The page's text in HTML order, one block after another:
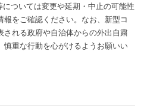
ついては変更や延期・中止の可能性
をご確認ください。なお、新型コ
される政府や自治体からの外出自粛
重な行動を心がけるようお願いい